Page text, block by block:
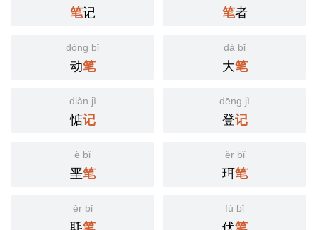
笔记 笔者
dòng bǐ
动笔
dà bǐ
大笔
diàn jì
惦记
dēng jì
登记
è bǐ
垩笔
ěr bǐ
珥笔
ěr bǐ
毦
fú bǐ
伏